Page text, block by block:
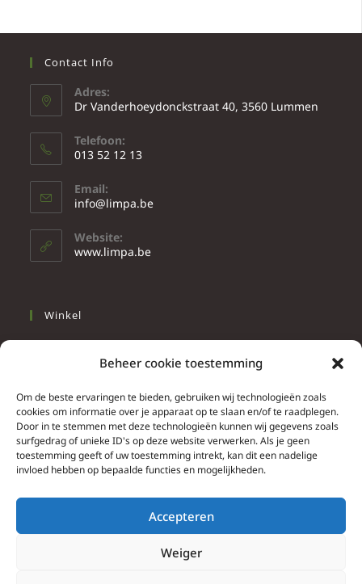
Beheer cookie toestemming
Om de beste ervaringen te bieden, gebruiken wij technologieën zoals
cookies om informatie over je apparaat op te slaan en/of te raadplegen.
Door in te stemmen met deze technologieën kunnen wij gegevens zoals
surfgedrag of unieke ID's op deze website verwerken. Als je geen
toestemming geeft of uw toestemming intrekt, kan dit een nadelige
invloed hebben op bepaalde functies en mogelijkheden.
Accepteren
Weiger
Contact Info
Adres:
Dr Vanderhoeydonckstraat 40, 3560 Lummen
Telefoon:
013 52 12 13
Email:
info@limpa.be
Website:
www.limpa.be
Winkel
Wonen
Info
Contacteer ons